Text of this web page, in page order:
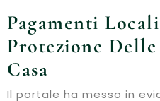
Pagamenti
Protezione
Casa
Il portale ha messo in